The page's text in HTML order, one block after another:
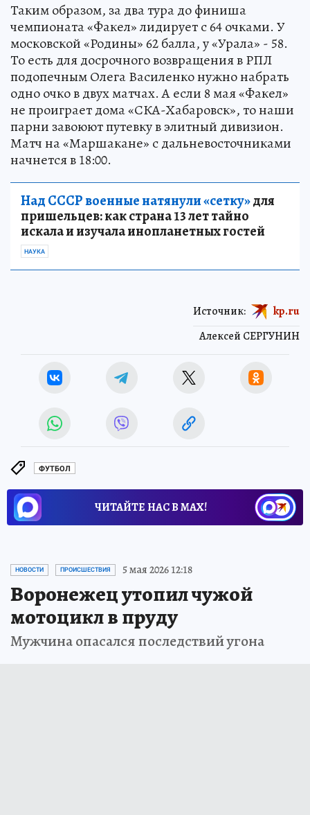
Таким образом, за два тура до финиша
чемпионата «Факел» лидирует с 64 очками. У
московской «Родины» 62 балла, у «Урала» - 58.
То есть для досрочного возвращения в РПЛ
подопечным Олега Василенко нужно набрать
одно очко в двух матчах. А если 8 мая «Факел»
не проиграет дома «СКА-Хабаровск», то наши
парни завоюют путевку в элитный дивизион.
Матч на «Маршакане» с дальневосточниками
начнется в 18:00.
Над СССР военные натянули «сетку»для
пришельцев: как страна 13 лет тайно
искала и изучала инопланетных гостей
НАУКА
Алексей СЕРГУНИН
Источник: kp.ru
ФУТБОЛ
ЧИТАЙТЕ НАС В МАХ!
НОВОСТИ ПРОИСШЕСТВИЯ 5 мая 2026 12:18
Воронежец утопил чужой
мотоцикл в пруду
Мужчина опасался последствий угона